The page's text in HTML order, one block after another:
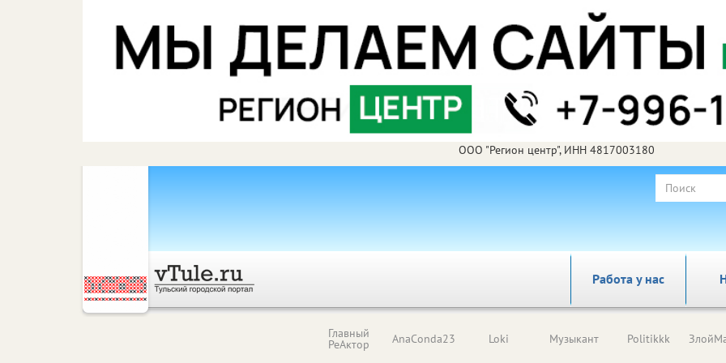
ООО "Регион центр", ИНН 4817003180
Работа у нас
Главный
РеАктор AnaConda23 Loki Музыкант Politikkk